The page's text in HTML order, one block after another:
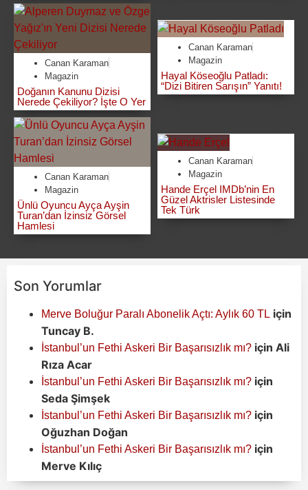
Canan Karaman
Magazin
Doğanın Kanunu Dizisi
Nerede Çekiliyor? İşte O Yer
Canan Karaman
Magazin
Hayal Köseoğlu Patladı:
“Dizi Bitiren Sarışın” Yanıtı!
Canan Karaman
Magazin
Ünlü Oyuncu Ayça Ayşin
Turan’dan İzinsiz Görsel
Hamlesi
Canan Karaman
Magazin
Hande Erçel IMDb’nin En
Güzel Aktrisler Listesinde
Tek Türk
Son Yorumlar
Merve Boluğur Paralı Abonelik Açtı: Aylık 60 TL için
Tuncay B.
İstanbul’un Fethi Askeri Bir Başarısızlık mı? için Ali
Rıza Acar
İstanbul’un Fethi Askeri Bir Başarısızlık mı? için
Seda Şimşek
İstanbul’un Fethi Askeri Bir Başarısızlık mı? için
Oğuzhan Doğan
İstanbul’un Fethi Askeri Bir Başarısızlık mı? için
Merve Kılıç